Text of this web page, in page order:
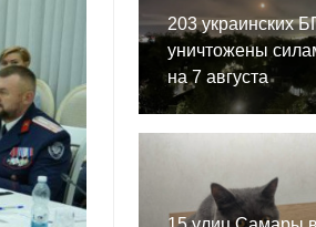
203 украинских
уничтожены
на 7 августа